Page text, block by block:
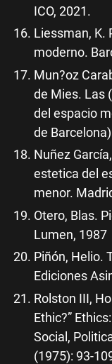
ICO, 2021.
Liessman, K.
moderno.
Mun?oz
de Mies. Las
del espacio
de
Nuñez
estetica del
menor.
Otero, Blas.
Lumen, 1987
Piñón, Helio.
Ediciones
Rolston III,
Ethic?”
Social,
(1975): 93-